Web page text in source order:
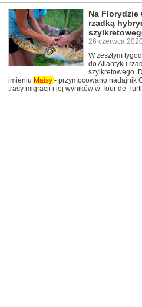
Na
rzadką
26 czerwca
W zeszłym
do Atlantyku
szylkretowego.
imieniu Maisy - przymocowano nadajnik
trasy migracji i jej wyników w Tour de